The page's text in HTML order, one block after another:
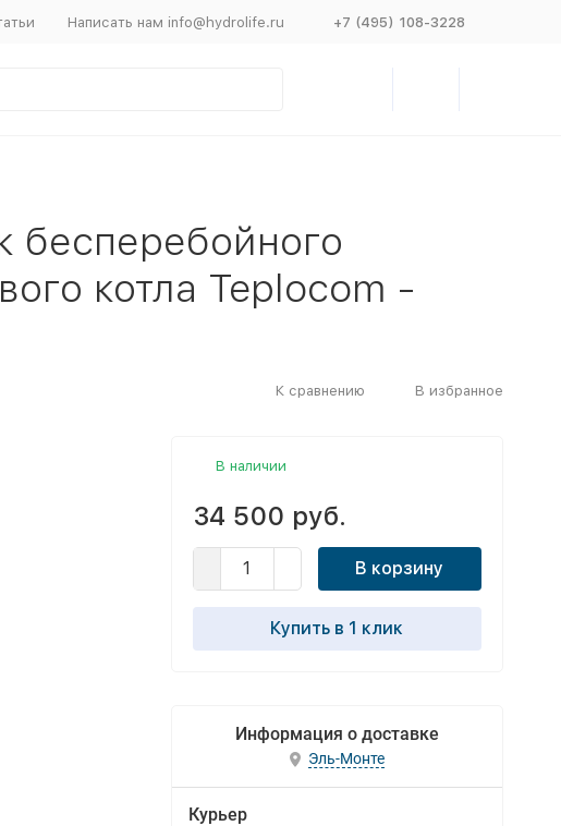
Написать нам info@hydrolife.ru +7 (495) 108-3228
бесперебойного
котла Teplocom -
К сравнению В избранное
В наличии
34 500 руб.
В корзину
Купить в 1 клик
Информация о доставке
Эль-Монте
Курьер